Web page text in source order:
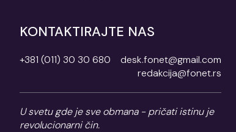
KONTAKTIRAJTE NAS
+381 (011) 30 30 680
desk.fonet@gmail.com
redakcija@fonet.rs
U svetu gde je sve obmana - pričati istinu je
revolucionarni čin.